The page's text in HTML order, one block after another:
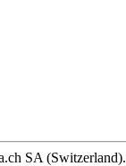
SA (Switzerland).